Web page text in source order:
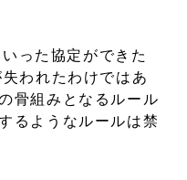
いった協定ができた
われたわけではあ
骨組みとなるルール
るようなルールは禁